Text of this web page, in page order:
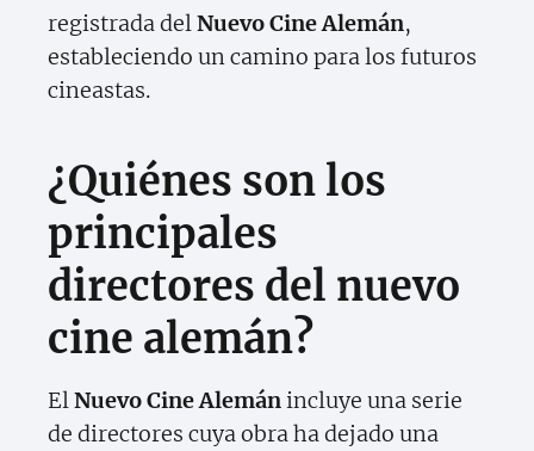
registrada delNuevo Cine Alemán,
estableciendo un camino para los futuros
cineastas.
¿Quiénes son los
principales
directores del nuevo
cine alemán?
ElNuevo Cine Alemánincluye una serie
de directores cuya obra ha dejado una